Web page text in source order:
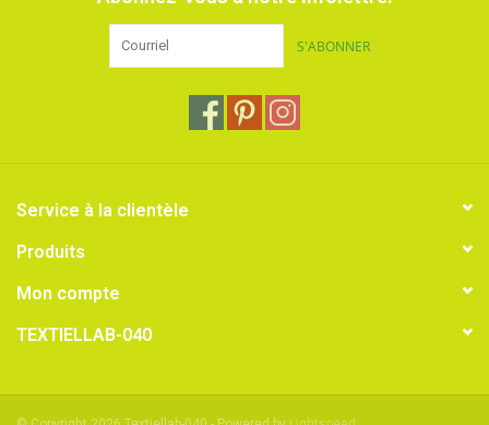
S'ABONNER
Service à la clientèle
Produits
Mon compte
TEXTIELLAB-040